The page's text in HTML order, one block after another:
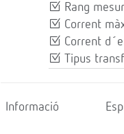
Rang
Corrent
Corrent
Tipus
Informació